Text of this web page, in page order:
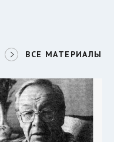
ВСЕ МАТЕРИАЛЫ